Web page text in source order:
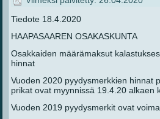
Tiedote 18.4.2020
HAAPASAAREN OSAKASKUNTA
Osakkaiden määrämaksut
hinnat
Vuoden 2020 pyydysmerkkien hinnat
prikat ovat myynnissä 19.4.20 alkaen
Vuoden 2019 pyydysmerkit ovat